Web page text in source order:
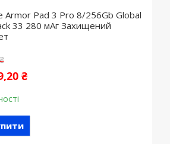
Armor Pad 3 Pro 8/256Gb Global
33 280 мАг Захищений
₴